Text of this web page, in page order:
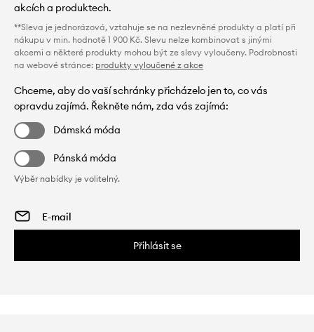
akcích a produktech.
**Sleva je jednorázová, vztahuje se na nezlevněné produkty a platí při
nákupu v min. hodnotě 1 900 Kč. Slevu nelze kombinovat s jinými
akcemi a některé produkty mohou být ze slevy vyloučeny. Podrobnosti
na webové stránce: produkty vyloučené z akce
Chceme, aby do vaší schránky přicházelo jen to, co vás
opravdu zajímá. Řekněte nám, zda vás zajímá:
Dámská móda
Pánská móda
Výběr nabídky je volitelný.
Přihlásit se